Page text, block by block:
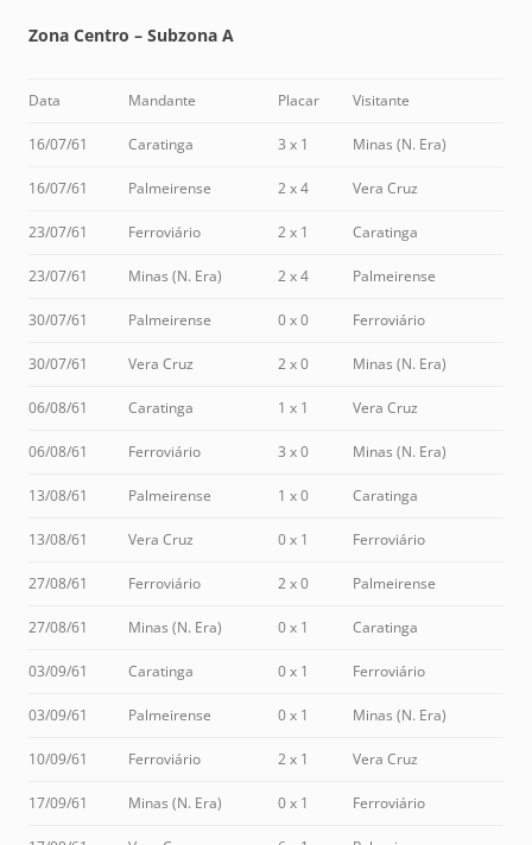
Zona Centro – Subzona A
Data Mandante Placar Visitante
16/07/61 Caratinga 3 x 1 Minas (N. Era)
16/07/61 Palmeirense 2 x 4 Vera Cruz
23/07/61 Ferroviário 2 x 1 Caratinga
23/07/61 Minas (N. Era) 2 x 4 Palmeirense
30/07/61 Palmeirense 0 x 0 Ferroviário
30/07/61 Vera Cruz 2 x 0 Minas (N. Era)
06/08/61 Caratinga 1 x 1 Vera Cruz
06/08/61 Ferroviário 3 x 0 Minas (N. Era)
13/08/61 Palmeirense 1 x 0 Caratinga
13/08/61 Vera Cruz 0 x 1 Ferroviário
27/08/61 Ferroviário 2 x 0 Palmeirense
27/08/61 Minas (N. Era) 0 x 1 Caratinga
03/09/61 Caratinga 0 x 1 Ferroviário
03/09/61 Palmeirense 0 x 1 Minas (N. Era)
10/09/61 Ferroviário 2 x 1 Vera Cruz
17/09/61 Minas (N. Era) 0 x 1 Ferroviário